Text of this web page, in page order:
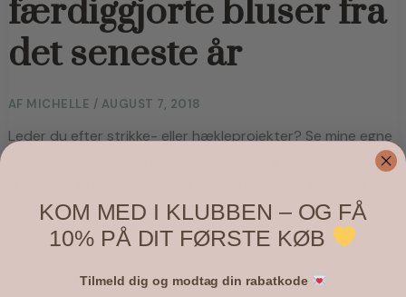
færdiggjorte bluser fra
det seneste år
AF MICHELLE / AUGUST 7, 2018
Leder du efter strikke- eller hækleprojekter? Se mine egne
færdiggjorte bluser fra det seneste år og find inspiration til
idéer til at komme i gang med at strikke eller hækle dine
egne bluser.
Strik,strik til voksne
KOM MED I KLUBBEN – OG FÅ
10% PÅ DIT FØRSTE KØB
Tilmeld dig og modtag din rabatkode